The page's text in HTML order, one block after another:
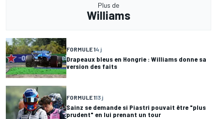
Plus de
Williams
FORMULE 14 j
Drapeaux bleus en Hongrie : Williams donne sa
version des faits
FORMULE 113 j
Sainz se demande si Piastri pouvait être "plus
prudent" en lui prenant un tour